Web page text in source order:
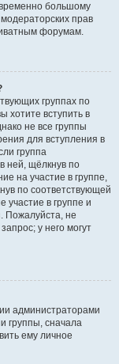
большому
прав
форумам.
группах по
хотите вступить в
не все группы
для вступления в
группа
ней, щёлкнув по
на участие в группе,
по соответствующей
участие в группе и
Пожалуйста, не
у него могут
администраторами
группы, сначала
ему личное